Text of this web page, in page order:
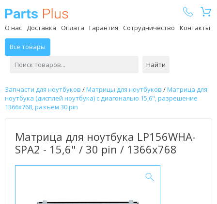
О нас Доставка Оплата Гарантия Сотрудничество Контакты
Все товары
Найти
Запчасти для ноутбуков /Матрицы для ноутбуков /Матрица для
ноутбука (дисплей ноутбука) с диагональю 15,6", разрешение
1366x768, разъем 30 pin
Матрица для ноутбука LP156WHA-
SPA2 - 15,6" / 30 pin / 1366x768